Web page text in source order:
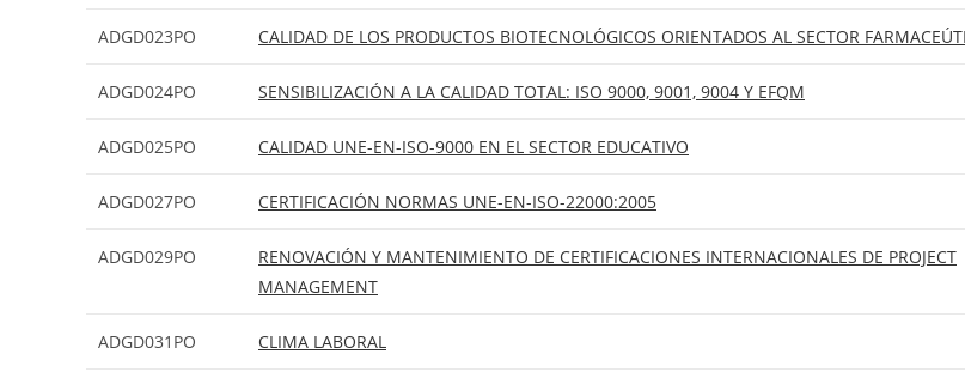
ADGD023PO CALIDAD DE LOS PRODUCTOS BIOTECNOLÓGICOS ORIENTADOS AL SECTOR
ADGD024PO SENSIBILIZACIÓN A LA CALIDAD TOTAL: ISO 9000, 9001, 9004 Y EFQM
ADGD025PO CALIDAD UNE-EN-ISO-9000 EN EL SECTOR EDUCATIVO
ADGD027PO CERTIFICACIÓN NORMAS UNE-EN-ISO-22000:2005
ADGD029PO
RENOVACIÓN Y MANTENIMIENTO DE CERTIFICACIONES INTERNACIONALES DE PROJECT
MANAGEMENT
ADGD031PO CLIMA LABORAL